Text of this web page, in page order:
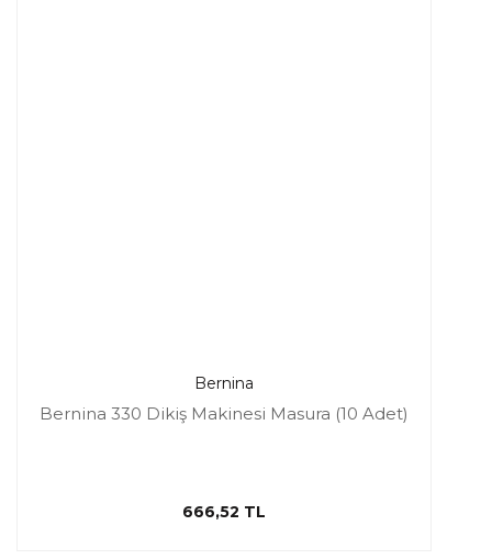
Bernina
Bernina 330 Dikiş Makinesi Masura (10 Adet)
666,52 TL